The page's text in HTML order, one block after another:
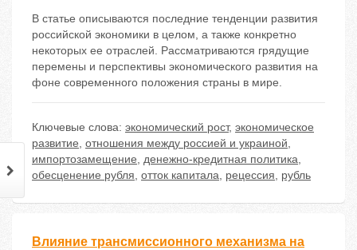
В статье описываются последние тенденции развития
российской экономики в целом, а также конкретно
некоторых ее отраслей. Рассматриваются грядущие
перемены и перспективы экономического развития на
фоне современного положения страны в мире.
Ключевые слова: экономический рост, экономическое
развитие, отношения между россией и украиной,
импортозамещение, денежно-кредитная политика,
обесценение рубля, отток капитала, рецессия, рубль
Влияние трансмиссионного механизма на